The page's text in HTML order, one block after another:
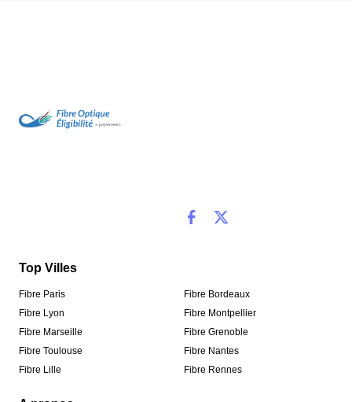
Top Villes
Fibre Paris
Fibre Lyon
Fibre Marseille
Fibre Toulouse
Fibre Lille
Fibre Bordeaux
Fibre Montpellier
Fibre Grenoble
Fibre Nantes
Fibre Rennes